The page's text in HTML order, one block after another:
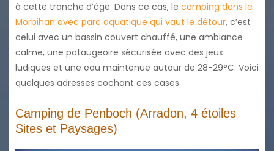
à cette tranche d’âge. Dans ce cas, le camping dans le
Morbihan avec parc aquatique qui vaut le détour, c’est
celui avec un bassin couvert chauffé, une ambiance
calme, une pataugeoire sécurisée avec des jeux
ludiques et une eau maintenue autour de 28-29°C. Voici
quelques adresses cochant ces cases.
Camping de Penboch (Arradon, 4 étoiles
Sites et Paysages)